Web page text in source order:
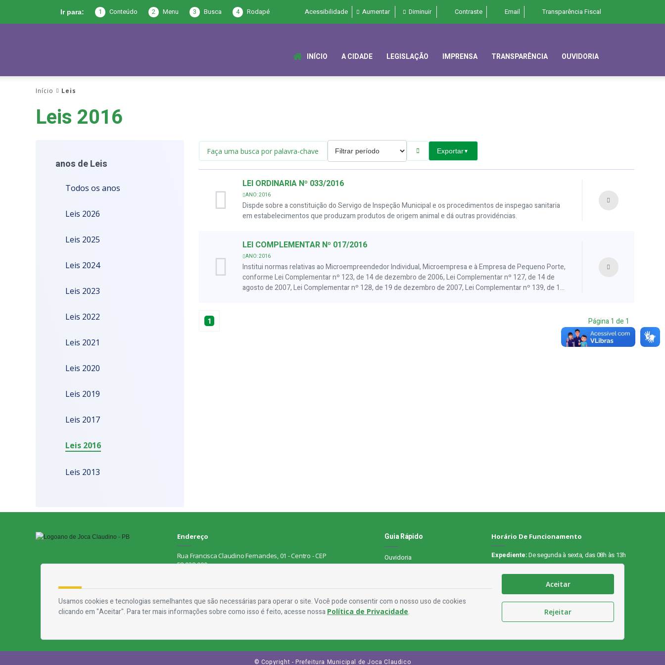
Ir para: 1 Conteúdo 2 Menu 3 Busca 4 Rodapé Acessibilidade Aumentar Diminuir Contraste Email Transparência Fiscal
INÍCIO A CIDADE LEGISLAÇÃO IMPRENSA TRANSPARÊNCIA OUVIDORIA
Início Leis
Leis 2016
anos de Leis
Todos os anos
Leis 2026
Leis 2025
Leis 2024
Leis 2023
Leis 2022
Leis 2021
Leis 2020
Leis 2019
Leis 2017
Leis 2016
Leis 2013
Exportar▼
LEI ORDINÁRIA Nº 033/2016
ANO: 2016
Dispde sobre a constituição do Servigo de Inspeção Municipal e os procedimentos de inspegao sanitaria
em estabelecimentos que produzam produtos de origem animal e dá outras providéncias.
LEI COMPLEMENTAR Nº 017/2016
ANO: 2016
Institui normas relativas ao Microempreendedor Individual, Microempresa e à Empresa de Pequeno Porte,
conforme Lei Complementar nº 123, de 14 de dezembro de 2006, Lei Complementar nº 127, de 14 de
agosto de 2007, Lei Complementar nº 128, de 19 de dezembro de 2007, Lei Complementar nº 139, de 10
1 Página1 de 1
Endereço
Rua Francisca Claudino Fernandes, 01 - Centro - CEP
58.928-000
Telefone:(83) 3563-1075
Email:ouvidoria@jocaclaudino.pb.gov.br
Guia Rápido
Ouvidoria
Perguntas Frequentes
Manual de Navegação
Horário De Funcionamento
Expediente:De segunda à sexta, das 08h às 13h
Redes Socias
© Copyright - Prefeitura Municipal de Joca Claudico
Usamos cookies e tecnologias semelhantes que são necessárias para operar o site. Você pode consentir com o nosso uso de cookies
clicando em "Aceitar". Para ter mais informações sobre como isso é feito, acesse nossa Política de Privacidade.
Aceitar
Rejeitar